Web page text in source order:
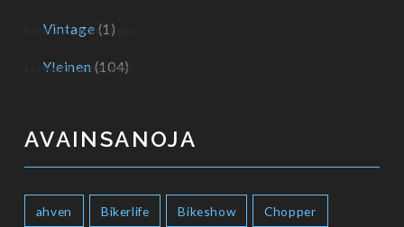
Vintage (1)
Yleinen (104)
AVAINSANOJA
ahven Bikerlife Bikeshow Chopper